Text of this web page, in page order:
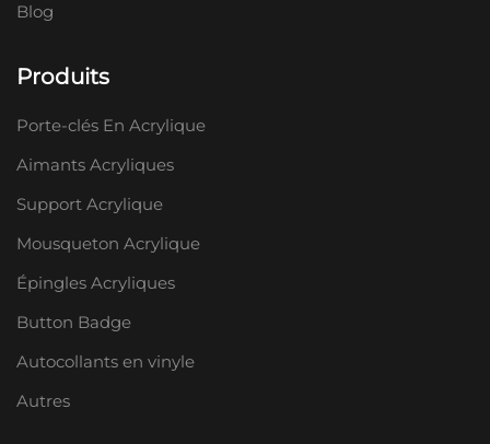
Blog
Produits
Porte-clés En Acrylique
Aimants Acryliques
Support Acrylique
Mousqueton Acrylique
Épingles Acryliques
Button Badge
Autocollants en vinyle
Autres